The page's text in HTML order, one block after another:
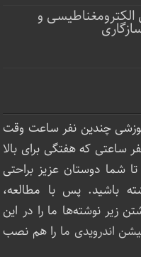
الکترومغناطیسی و
چندین نفر ساعت‌ وقت
ساعتی که هفتگی برای بالا
دوستان عزیز براحتی
باشید. پس با مطالعه،
زیر نوشته‌‌ها ما را در این
اندرویدی ما را هم نصب